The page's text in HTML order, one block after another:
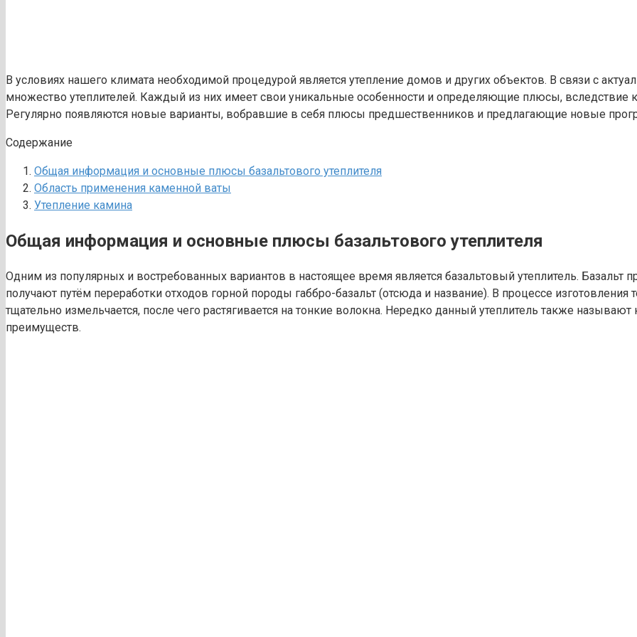
В условиях нашего климата необходимой процедурой является утепление домов и других объектов. В связи с
множество утеплителей. Каждый из них имеет свои уникальные особенности и определяющие плюсы, вследствие
Регулярно появляются новые варианты, вобравшие в себя плюсы предшественников и предлагающие новые
Содержание
Общая информация и основные плюсы базальтового утеплителя
Область применения каменной ваты
Утепление камина
Общая информация и основные плюсы базальтового утеплителя
Одним из популярных и востребованных вариантов в настоящее время является базальтовый утеплитель. Базальт
получают путём переработки отходов горной породы габбро-базальт (отсюда и название). В процессе изготовления
тщательно измельчается, после чего растягивается на тонкие волокна. Нередко данный утеплитель также
преимуществ.